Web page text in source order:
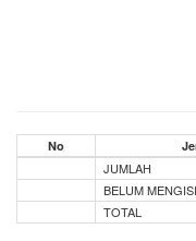
No
JUMLAH
BELUM MENGISI
TOTAL